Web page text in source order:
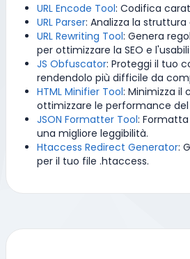
URL Encode Tool: Codifica
URL Parser: Analizza la struttura
URL Rewriting Tool: Genera
per ottimizzare la SEO e
JS Obfuscator: Proteggi il tuo
rendendolo più difficile da
HTML Minifier Tool: Minimizza il
ottimizzare le performance
JSON Formatter Tool: Formatta
una migliore leggibilità.
Htaccess Redirect Generator:
per il tuo file .htaccess.